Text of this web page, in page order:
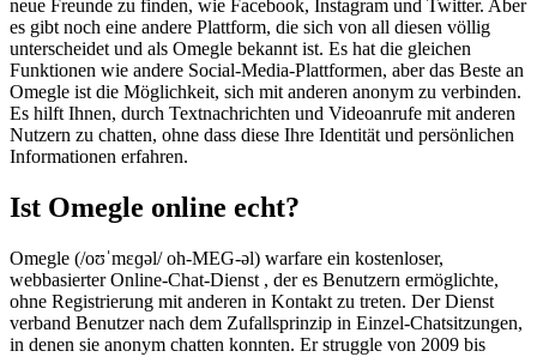
neue Freunde zu finden, wie Facebook, Instagram und Twitter. Aber
es gibt noch eine andere Plattform, die sich von all diesen völlig
unterscheidet und als Omegle bekannt ist. Es hat die gleichen
Funktionen wie andere Social-Media-Plattformen, aber das Beste an
Omegle ist die Möglichkeit, sich mit anderen anonym zu verbinden.
Es hilft Ihnen, durch Textnachrichten und Videoanrufe mit anderen
Nutzern zu chatten, ohne dass diese Ihre Identität und persönlichen
Informationen erfahren.
Ist Omegle online echt?
Omegle (/oʊˈmɛɡəl/ oh-MEG-əl) warfare ein kostenloser,
webbasierter Online-Chat-Dienst , der es Benutzern ermöglichte,
ohne Registrierung mit anderen in Kontakt zu treten. Der Dienst
verband Benutzer nach dem Zufallsprinzip in Einzel-Chatsitzungen,
in denen sie anonym chatten konnten. Er struggle von 2009 bis